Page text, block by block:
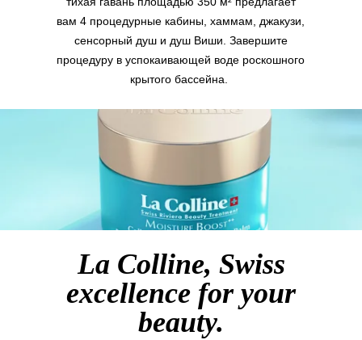
вам 4 процедурные кабины, хаммам, джакузи,
сенсорный душ и душ Виши. Завершите
процедуру в успокаивающей воде роскошного
крытого бассейна.
La Colline, Swiss
excellence for your
beauty.